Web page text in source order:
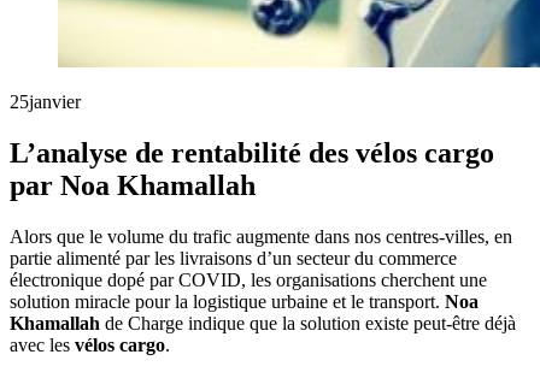
25janvier
L’analyse de rentabilité des vélos cargo
par Noa Khamallah
Alors que le volume du trafic augmente dans nos centres-villes, en
partie alimenté par les livraisons d’un secteur du commerce
électronique dopé par COVID, les organisations cherchent une
solution miracle pour la logistique urbaine et le transport. Noa
Khamallah de Charge indique que la solution existe peut-être déjà
avec les vélos cargo.